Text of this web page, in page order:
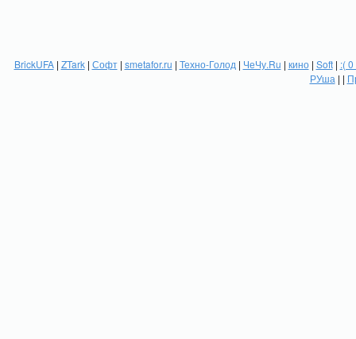
BrickUFA| ZTark| Софт| smetafor.ru | Техно-Голод | ЧеЧу.Ru | кино| Soft| :(
РУша | |